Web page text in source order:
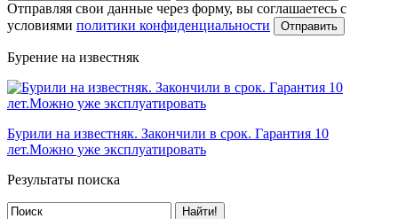
Отправляя свои данные через форму, вы соглашаетесь с
условиями политики конфиденциальности Отправить
Бурение на известняк
Бурили на известняк. Закончили в срок. Гарантия 10
лет.Можно уже эксплуатировать
Результаты поиска